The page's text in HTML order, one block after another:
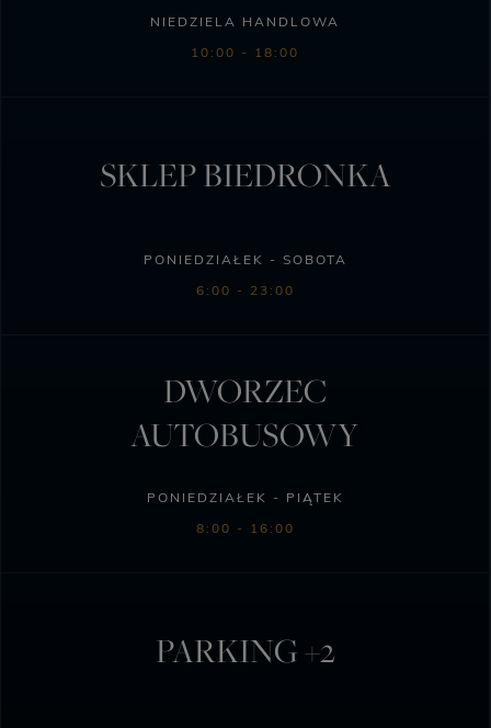
NIEDZIELA HANDLOWA
10:00 - 18:00
SKLEP BIEDRONKA
PONIEDZIAŁEK - SOBOTA
6:00 - 23:00
DWORZEC
AUTOBUSOWY
PONIEDZIAŁEK - PIĄTEK
8:00 - 16:00
PARKING +2